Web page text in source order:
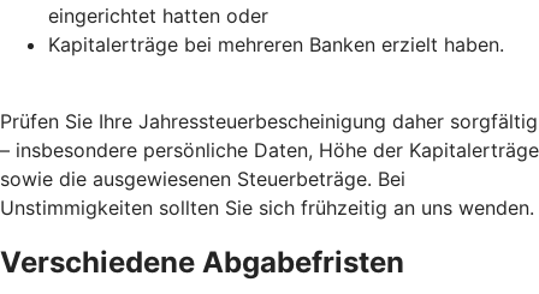
eingerichtet hatten oder
Kapitalerträge bei mehreren Banken erzielt haben.
Prüfen Sie Ihre Jahressteuerbescheinigung daher sorgfältig
– insbesondere persönliche Daten, Höhe der Kapitalerträge
sowie die ausgewiesenen Steuerbeträge. Bei
Unstimmigkeiten sollten Sie sich frühzeitig an uns wenden.
Verschiedene Abgabefristen